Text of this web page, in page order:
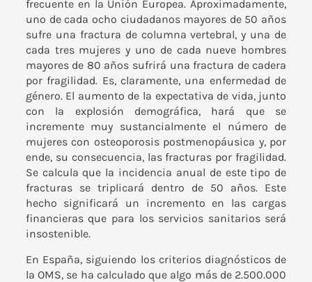
frecuente en la Unión Europea. Aproximadamente,
uno de cada ocho ciudadanos mayores de 50 años
sufre una fractura de columna vertebral, y una de
cada tres mujeres y uno de cada nueve hombres
mayores de 80 años sufrirá una fractura de cadera
por fragilidad. Es, claramente, una enfermedad de
género. El aumento de la expectativa de vida, junto
con la explosión demográfica, hará que se
incremente muy sustancialmente el número de
mujeres con osteoporosis postmenopáusica y, por
ende, su consecuencia, las fracturas por fragilidad.
Se calcula que la incidencia anual de este tipo de
fracturas se triplicará dentro de 50 años. Este
hecho significará un incremento en las cargas
financieras que para los servicios sanitarios será
insostenible.
En España, siguiendo los criterios diagnósticos de
la OMS, se ha calculado que algo más de 2.500.000